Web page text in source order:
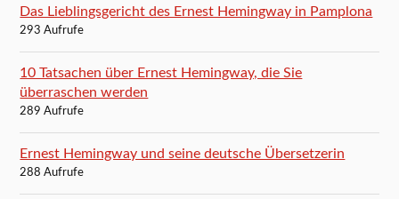
Das Lieblingsgericht des Ernest Hemingway in Pamplona
293 Aufrufe
10 Tatsachen über Ernest Hemingway, die Sie
überraschen werden
289 Aufrufe
Ernest Hemingway und seine deutsche Übersetzerin
288 Aufrufe